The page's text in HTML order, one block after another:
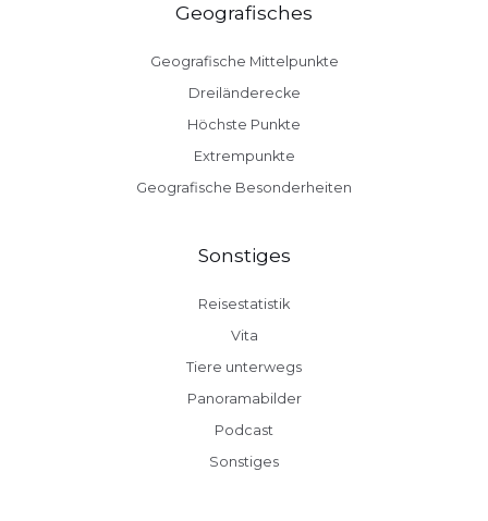
Geografisches
Geografische Mittelpunkte
Dreiländerecke
Höchste Punkte
Extrempunkte
Geografische Besonderheiten
Sonstiges
Reisestatistik
Vita
Tiere unterwegs
Panoramabilder
Podcast
Sonstiges